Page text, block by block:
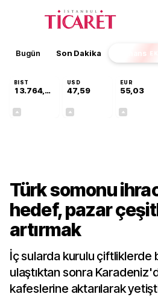
Bugün Son Dakika Finans
BIST
13.764,88
USD
47,59
EUR
55,03
Türk somonu
hedef, pazar
artırmak
İç sularda kurulu çiftliklerde
ulaştıktan sonra
kafeslerine aktarılarak